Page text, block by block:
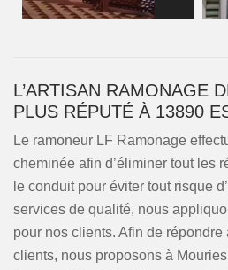
L’ARTISAN RAMONAGE
PLUS RÉPUTÉ À 13890
Le ramoneur LF Ramonage
cheminée afin d’éliminer tout les
le conduit pour éviter tout risque
services de qualité, nous
pour nos clients. Afin de
clients, nous proposons à